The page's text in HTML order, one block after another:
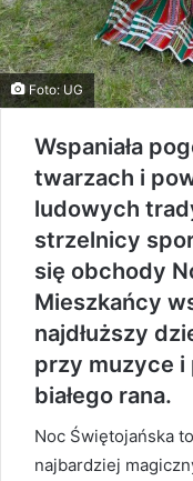
Foto: UG
Wspaniała
twarzach i
ludowych
strzelnicy
się obchody
Mieszkańcy
najdłuższy
przy muzyce i
białego rana.
Noc Świętojańska
najbardziej